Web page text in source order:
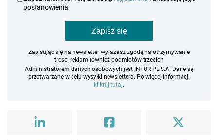
postanowienia
Zapisz się
Zapisując się na newsletter wyrażasz zgodę na otrzymywanie
treści reklam również podmiotów trzecich
Administratorem danych osobowych jest INFOR PL S.A. Dane są
przetwarzane w celu wysyłki newslettera. Po więcej informacji
kliknij tutaj.